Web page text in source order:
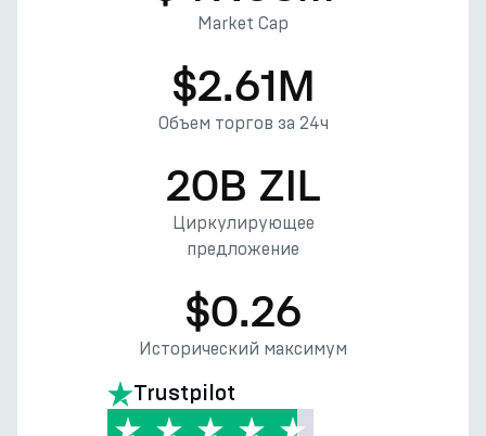
Market Cap
$2.61M
Объем торгов за 24ч
20B ZIL
Циркулирующее
предложение
$0.26
Исторический максимум
Trustpilot